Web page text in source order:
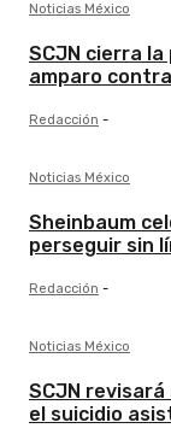
Noticias México
SCJN cierra
amparo
Redacción -
Noticias México
Sheinbaum
perseguir sin
Redacción -
Noticias México
SCJN
el suicidio